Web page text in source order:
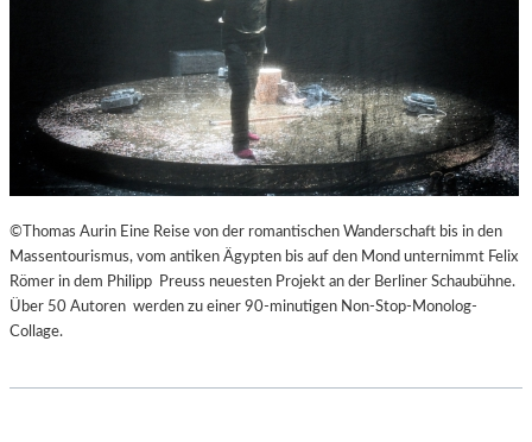
©Thomas Aurin Eine Reise von der romantischen Wanderschaft bis in den
Massentourismus, vom antiken Ägypten bis auf den Mond unternimmt Felix
Römer in dem Philipp Preuss neuesten Projekt an der Berliner Schaubühne.
Über 50 Autoren werden zu einer 90-minutigen Non-Stop-Monolog-
Collage.